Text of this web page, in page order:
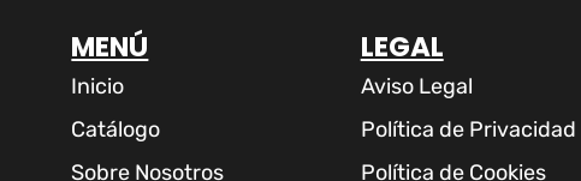
MENÚ
Inicio
Catálogo
Sobre Nosotros
LEGAL
Aviso Legal
Política de Privacidad
Política de Cookies